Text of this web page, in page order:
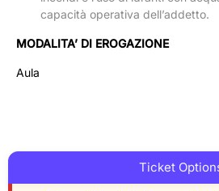
capacità operativa dell’addetto.
MODALITA’ DI EROGAZIONE
Aula
Ticket